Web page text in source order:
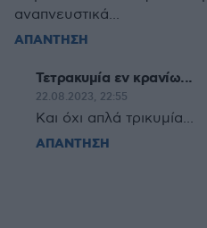
αναπνευστικά...
ΑΠΑΝΤΗΣΗ
Τετρακυμία εν κρανίω...
22.08.2023, 22:55
Και όχι απλά τρικυμία...
ΑΠΑΝΤΗΣΗ